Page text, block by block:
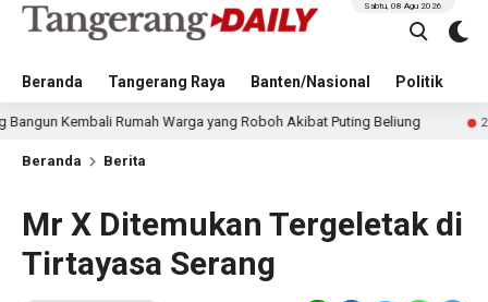
Beranda Tangerang Raya Banten/Nasional Politik
Sabtu, 08 Agu 2026
Rumah Warga yang Roboh Akibat Puting Beliung 21 jam lalu
Beranda Berita
Mr X Ditemukan Tergeletak di
Tirtayasa Serang